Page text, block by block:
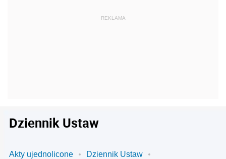
Dziennik Ustaw
Akty ujednolicone
Dziennik Ustaw